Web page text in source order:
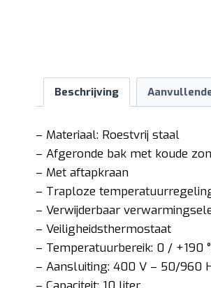
Beschrijving
– Materiaal: Roestvrij staal
– Afgeronde bak met koude
– Met aftapkraan
– Traploze
– Verwijderbaar
– Veiligheidsthermostaat
– Temperatuurbereik: 0 / +190
– Aansluiting: 400 V – 50/960